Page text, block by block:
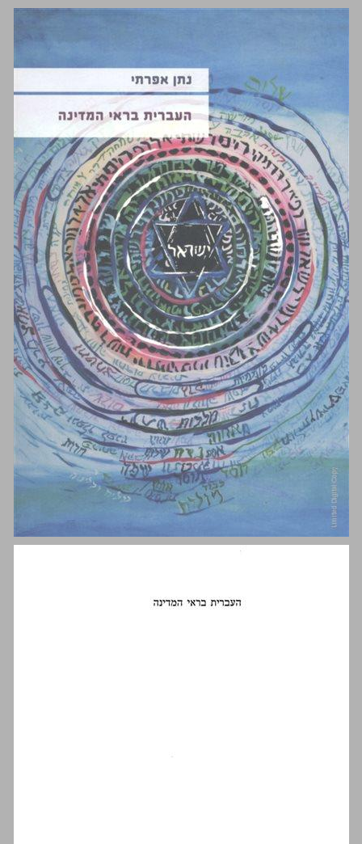
העברית בראי המדינה ... 0
מבוא מעמד הלשון העברית מייסוד התנועה הציונית ועד קום המדינה ... 1